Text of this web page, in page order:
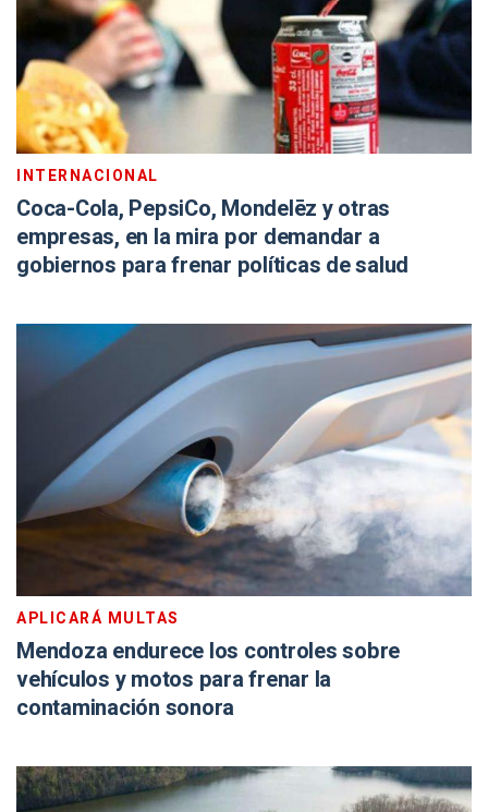
INTERNACIONAL
Coca-Cola, PepsiCo, Mondelēz y otras
empresas, en la mira por demandar a
gobiernos para frenar políticas de salud
APLICARÁ MULTAS
Mendoza endurece los controles sobre
vehículos y motos para frenar la
contaminación sonora